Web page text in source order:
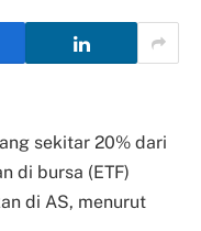
sekitar 20% dari
di bursa (ETF)
di AS, menurut